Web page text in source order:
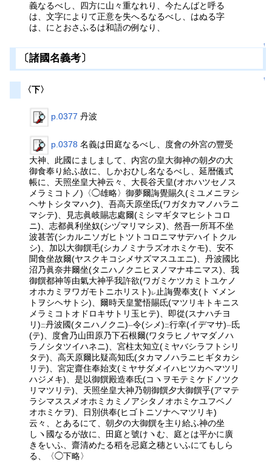
義なるべし、四方に山々重なれり、今たんばと呼る
は、文字によりて正意を失へるなるべし、はぬる字
は、にとおさふるは和語の例なり、
↑
〔諸國名義考〕
↑
〈下〉
p.0377 丹波
p.0378 名義は田庭なるべし、度會の外宮の豐受
大神、此國にましまして、内宮の皇大御神の朝夕の大
御食奉り給ふ故に、しかおひし名なるべし、延暦儀式
帳に、天照坐皇大神云々、大長谷天皇(オホハツセノス
メラミコトノ)〈◯雄略〉御夢爾誨覺賜久(ミユメニヲシ
ヘサトシタマハク)、吾高天原坐氐(ワガタカマノハラニ
マシテ)、見志眞岐賜志處爾(ミシマギタマヒシトコロ
ニ)、志都眞利坐奴(シヅマリマシヌ)、然吾一所耳不坐
波甚苦(シカルニソガヒトツトコロニマサデハイトクル
シ)、加以大御饌毛(シカノミナラズオホミケモ)、安不
聞食坐故爾(ヤスクキコシメサズマスユエニ)、丹波國比
沼乃眞奈井爾坐(タニハノクニヒヌノマナヰニマス)、我
御饌都神等由氣大神乎我許欲(ワガミケツカミトユケノ
オホカミヲワガモトニホリスト) レ止誨覺奉支(トヾメン
トヲシヘサトシ)、爾時天皇驚悟賜氐(マツリキトキニス
メラミコトオドロキサトリ玉ヒテ)、即從(スナハチヨ
リ)二丹波國(タニハノクニ)一令(シメ)二行幸(イデマサ)一氐
(テ)、度會乃山田原乃下石根爾(ワタラヒノヤマダノハ
ラノシタツイハネニ)、宮柱太知立(ミヤバシラフトシリ
タテ)、高天原爾比疑高知氐(タカマノハラニヒギタカシ
リテ)、宮定齋住奉始支(ミヤサダメイハヒツカヘマツリ
ハジメキ)、是以御饌殿造奉氐(コヽヲモテミケドノツク
リマツリテ)、天照坐皇大神乃朝御饌夕大御饌乎(アマテ
ラシマススメオホミカミノアシタノオホミケユフベノ
オホミケヲ)、日別供奉(ヒゴトニソナヘマツリキ)
云々、とあるにて、朝夕の大御饌を主り給ふ神の坐
しヽ國なるが故に、田庭と號けヽむ、庭とは平かに廣
きをいふ、齋清めたる稻を忌庭之穗といふにてもしら
る、〈◯下略〉